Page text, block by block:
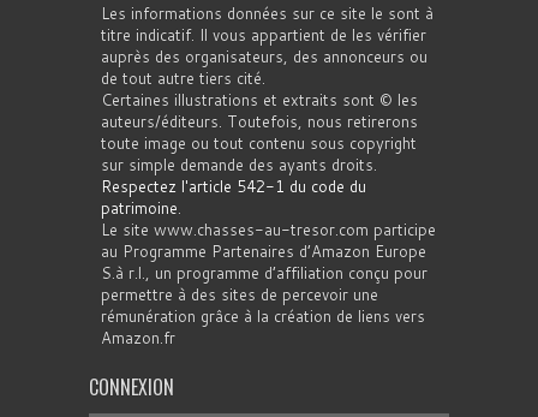
Les informations données sur ce site le sont à
titre indicatif. Il vous appartient de les vérifier
auprès des organisateurs, des annonceurs ou
de tout autre tiers cité.
Certaines illustrations et extraits sont © les
auteurs/éditeurs. Toutefois, nous retirerons
toute image ou tout contenu sous copyright
sur simple demande des ayants droits.
Respectez l'article 542-1 du code du
patrimoine.
Le site www.chasses-au-tresor.com participe
au Programme Partenaires d’Amazon Europe
S.à r.l., un programme d’affiliation conçu pour
permettre à des sites de percevoir une
rémunération grâce à la création de liens vers
Amazon.fr
CONNEXION